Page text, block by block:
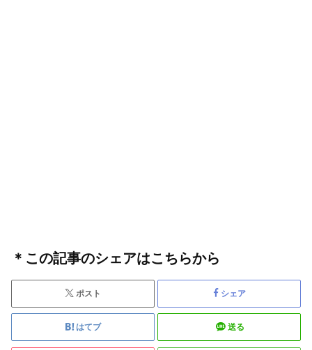
＊この記事のシェアはこちらから
ポスト シェア
はてブ 送る